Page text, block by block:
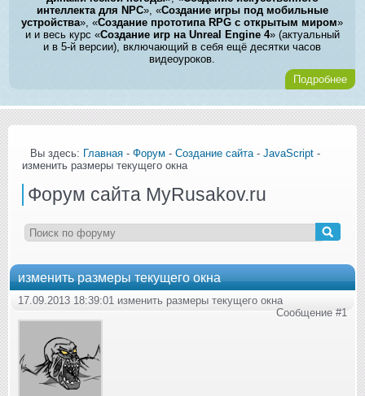
интеллекта для NPC», «Создание игры под мобильные
устройства», «Создание прототипа RPG с открытым миром»
и и весь курс «Создание игр на Unreal Engine 4» (актуальный
и в 5-й версии), включающий в себя ещё десятки часов
видеоуроков.
Подробнее
Вы здесь: Главная - Форум - Создание сайта - JavaScript -
изменить размеры текущего окна
Форум сайта MyRusakov.ru
изменить размеры текущего окна
17.09.2013 18:39:01 изменить размеры текущего окна
Сообщение #1